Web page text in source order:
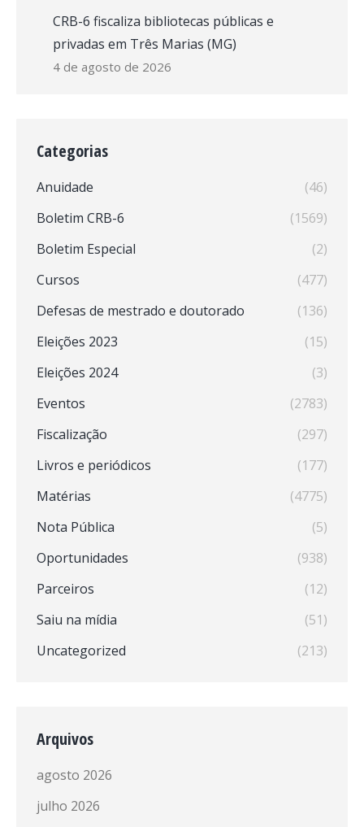
CRB-6 fiscaliza bibliotecas públicas e
privadas em Três Marias (MG)
4 de agosto de 2026
Categorias
Anuidade
(46)
Boletim CRB-6
(1569)
Boletim Especial
(2)
Cursos
(477)
Defesas de mestrado e doutorado
(136)
Eleições 2023
(15)
Eleições 2024
(3)
Eventos
(2783)
Fiscalização
(297)
Livros e periódicos
(177)
Matérias
(4775)
Nota Pública
(5)
Oportunidades
(938)
Parceiros
(12)
Saiu na mídia
(51)
Uncategorized
(213)
Arquivos
agosto 2026
julho 2026